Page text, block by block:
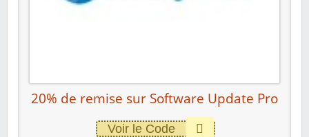
20% de remise sur Software Update Pro
Voir le Code